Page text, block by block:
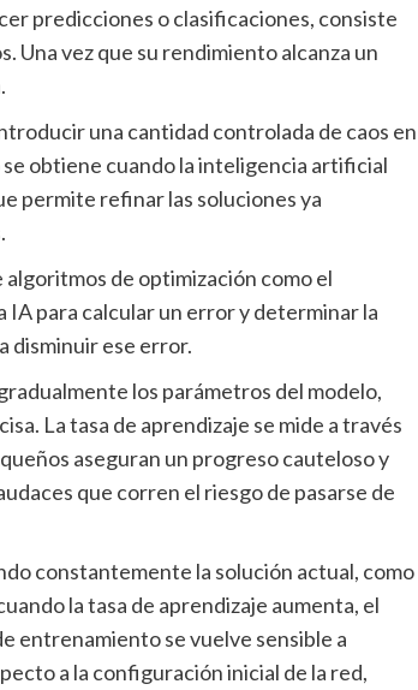
Una vez que su rendimiento alcanza un
obtiene cuando la inteligencia artificial
permite refinar las soluciones ya
para calcular un error y determinar la
disminuir ese error.
La tasa de aprendizaje se mide a través
aseguran un progreso cauteloso y
que corren el riesgo de pasarse de
la tasa de aprendizaje aumenta, el
entrenamiento se vuelve sensible a
a la configuración inicial de la red,